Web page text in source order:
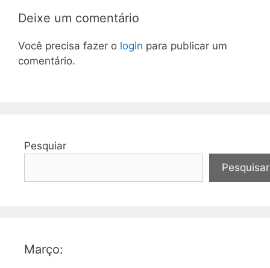
Deixe um comentário
Você precisa fazer o login para publicar um
comentário.
Pesquiar
Pesquisar
Março: